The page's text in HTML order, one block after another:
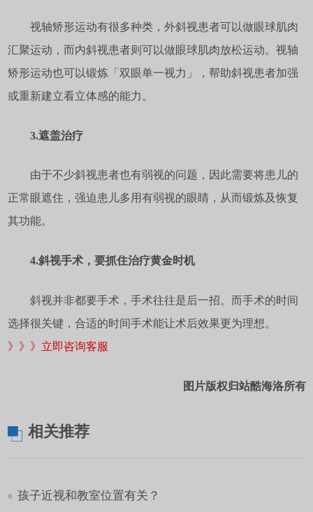
视轴矫形运动有很多种类，外斜视患者可以做眼球肌肉
汇聚运动，而内斜视患者则可以做眼球肌肉放松运动。视轴
矫形运动也可以锻炼「双眼单一视力」，帮助斜视患者加强
或重新建立看立体感的能力。
3.遮盖治疗
由于不少斜视患者也有弱视的问题，因此需要将患儿的
正常眼遮住，强迫患儿多用有弱视的眼睛，从而锻炼及恢复
其功能。
4.斜视手术，要抓住治疗黄金时机
斜视并非都要手术，手术往往是后一招。而手术的时间
选择很关键，合适的时间手术能让术后效果更为理想。
》》》立即咨询客服
图片版权归站酷海洛所有
相关推荐
孩子近视和教室位置有关？